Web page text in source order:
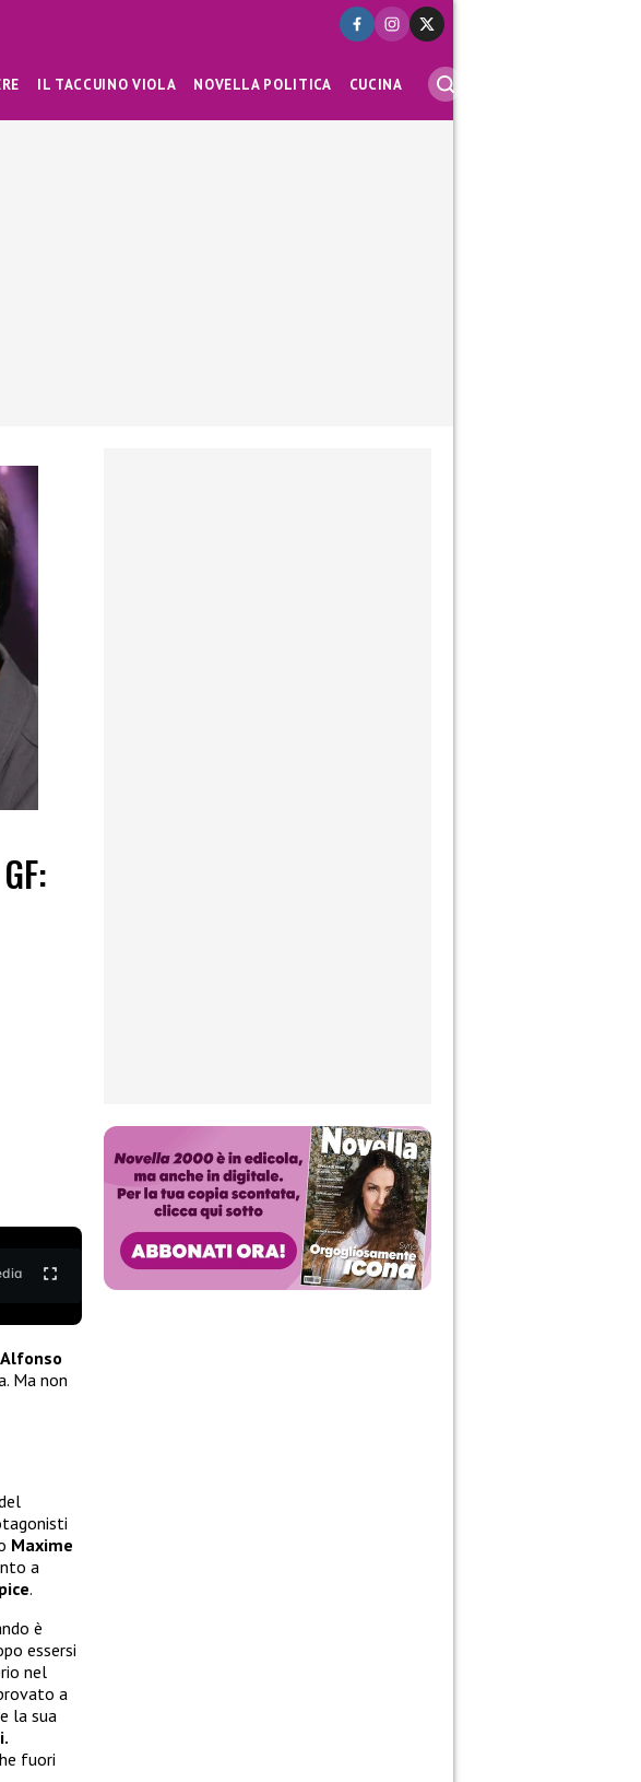
IL TACCUINO VIOLA NOVELLA POLITICA CUCINA
Alfonso
Ma non
Maxime
a
.
è
essersi
nel
a
la sua
fuori